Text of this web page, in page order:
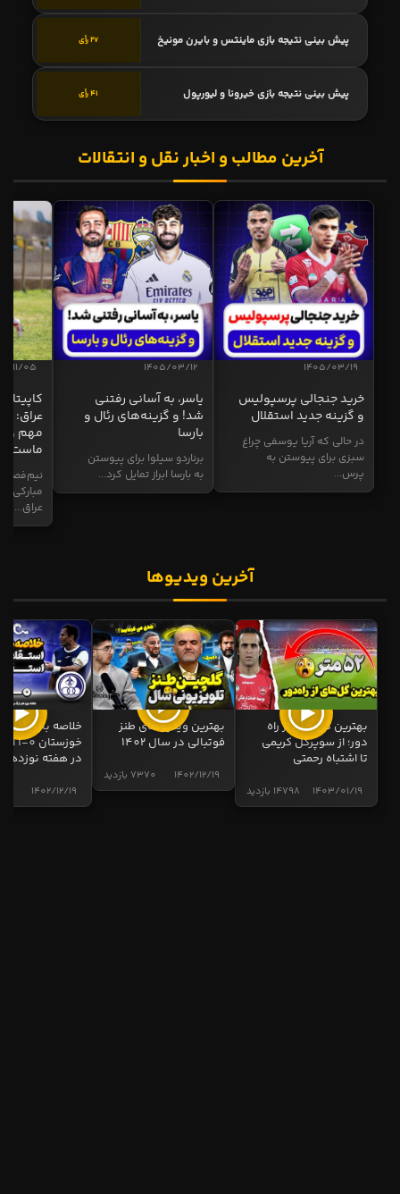
پیش بینی نتیجه بازی ماینتس و بایرن مونیخ 27 رأی
پیش بینی نتیجه بازی خیرونا و لیورپول 41 رأی
آخرین مطالب و اخبار نقل و انتقالات
1405/03/19
خرید جنجالی پرسپولیس
و گزینه جدید استقلال
در حالی که آریا یوسفی چراغ
سبزی برای پیوستن به
پرس...
1405/03/12
یاسر، به آسانی رفتنی
شد! و گزینه‌های رئال و
بارسا
برناردو سیلوا برای پیوستن
به بارسا ابراز تمایل کرد...
11/05
عراق:
مهم و
ماست
نیم‌فصل
مبارکی
عراق...
آخرین ویدیوها
بهترین گل های از راه
دور؛ از سوپرگل کریمی
تا اشتباه رحمتی
14798 بازدید 1403/01/19
بهترین ویدیوهای طنز
فوتبالی در سال 1402
7370 بازدید 1402/12/19
خلاصه بازی
در هفته نوزدهم
1402/12/19